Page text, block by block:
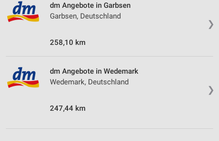
❯
dm Angebote in Garbsen
Garbsen, Deutschland
258,10 km
❯
dm Angebote in Wedemark
Wedemark, Deutschland
247,44 km